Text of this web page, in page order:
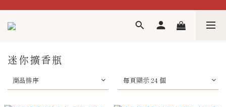
迷你擴香瓶
商品排序 每頁顯示 24 個